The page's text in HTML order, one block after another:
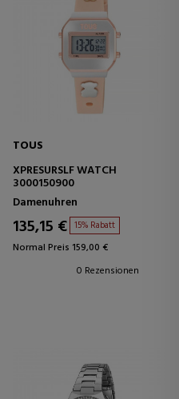
TOUS
XPRESURSLF WATCH
3000150900
Damenuhren
135,15 € 15% Rabatt
Normal Preis 159,00 €
0 Rezensionen